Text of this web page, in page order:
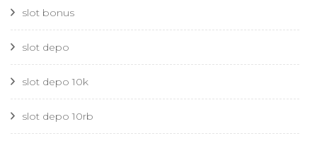
slot bonus
slot depo
slot depo 10k
slot depo 10rb